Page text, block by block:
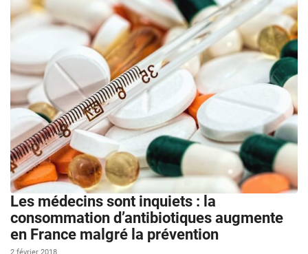
Les médecins sont inquiets : la
consommation d’antibiotiques augmente
en France malgré la prévention
2 février 2018